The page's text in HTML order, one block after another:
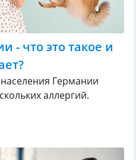
- что это такое и
Германии
аллергий.